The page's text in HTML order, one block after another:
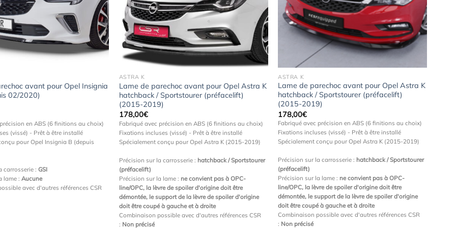
Ajouter
à la
wishlist
avant pour Opel Insignia
02/2020)
en ABS (6 finitions au choix)
(vissé) - Prêt à être installé
pour Opel Insignia B (depuis
carrosserie :GSI
lame :Aucune
avec d'autres références CSR
à la
wishlist
ASTRA K
Lame de parechoc avant pour Opel Astra K
hatchback / Sportstourer (préfacelift)
(2015-2019)
178,00€
Fabriqué avec précision en ABS (6 finitions au choix)
Fixations incluses (vissé) - Prêt à être installé
Spécialement conçu pour Opel Astra K (2015-2019)
Précision sur la carrosserie : hatchback / Sportstourer
(préfacelift)
Précision sur la lame : ne convient pas à OPC-
line/OPC, la lèvre de spoiler d'origine doit être
démontée, le support de la lèvre de spoiler d'origine
doit être coupé à gauche et à droite
Combinaison possible avec d'autres références CSR
: Non précisé
à la
wishlist
ASTRA K
Lame de parechoc avant pour Opel Astra K
hatchback / Sportstourer (préfacelift)
(2015-2019)
178,00€
Fabriqué avec précision en ABS (6 finitions au choix)
Fixations incluses (vissé) - Prêt à être installé
Spécialement conçu pour Opel Astra K (2015-2019)
Précision sur la carrosserie : hatchback / Sportstourer
(préfacelift)
Précision sur la lame : ne convient pas à OPC-
line/OPC, la lèvre de spoiler d'origine doit être
démontée, le support de la lèvre de spoiler d'origine
doit être coupé à gauche et à droite
Combinaison possible avec d'autres références CSR
: Non précisé